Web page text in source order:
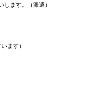
ます。（派遣）
ます）